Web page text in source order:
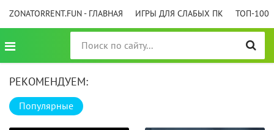
ZONATORRENT.FUN - ГЛАВНАЯ ИГРЫ ДЛЯ СЛАБЫХ ПК ТОП-100
РЕКОМЕНДУЕМ:
Популярные